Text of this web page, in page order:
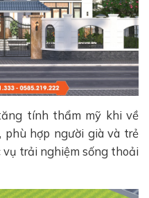
tính thẩm mỹ khi về
phù hợp người già và trẻ
trải nghiệm sống thoải